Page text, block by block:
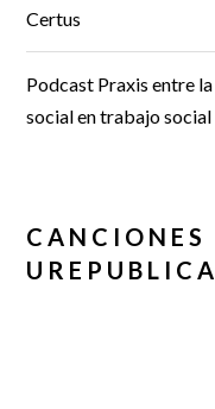
Certus
Podcast Praxis entre
social en trabajo social
CANCIONES